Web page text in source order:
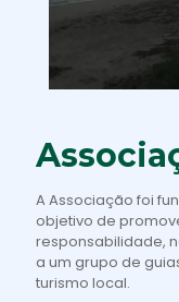
A Associação foi
objetivo de
responsabilidade,
a um grupo de
turismo local.